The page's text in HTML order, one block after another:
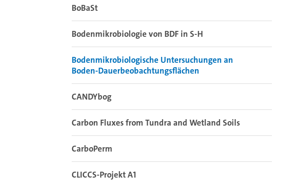
BoBaSt
Bodenmikrobiologie von BDF in S-H
Bodenmikrobiologische Untersuchungen an
Boden-Dauerbeobachtungsflächen
CANDYbog
Carbon Fluxes from Tundra and Wetland Soils
CarboPerm
CLICCS-Projekt A1